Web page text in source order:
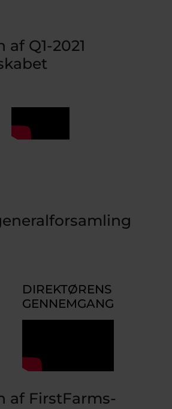
Q1-2021
DIREKTØRENS
GENNEMGANG
af FirstFarms-